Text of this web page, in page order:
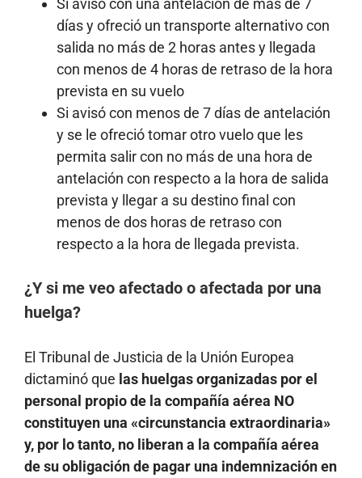
días y ofreció un transporte alternativo con
salida no más de 2 horas antes y llegada
con menos de 4 horas de retraso de la hora
prevista en su vuelo
Si avisó con menos de 7 días de antelación
y se le ofreció tomar otro vuelo que les
permita salir con no más de una hora de
antelación con respecto a la hora de salida
prevista y llegar a su destino final con
menos de dos horas de retraso con
respecto a la hora de llegada prevista.
¿Y si me veo afectado o afectada por una
huelga?
El Tribunal de Justicia de la Unión Europea
dictaminó que las huelgas organizadas por el
personal propio de la compañía aérea NO
constituyen una «circunstancia extraordinaria»
y, por lo tanto, no liberan a la compañía aérea
de su obligación de pagar una indemnización en